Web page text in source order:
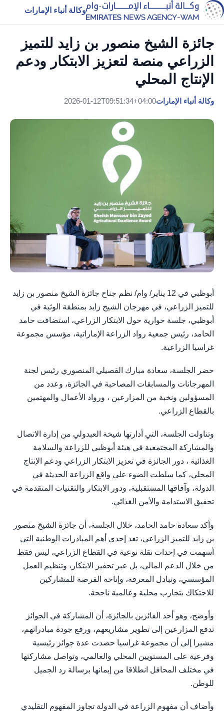
وكالة أنباء الإمارات
جائزة الشيخ منصور بن زايد للتميز
الزراعي منصة لتعزيز الابتكار ودعم
الإنتاج المحلي
وكالة أنباء الإمارات2026-01-12T09:51:34+04:00
أبوظبي في 12 يناير/ وام/ نظم جناح جائزة الشيخ منصور بن زايد
للتميز الزراعي، في مهرجان الشيخ زايد بمنطقة الوثبة في
أبوظبي، جلسة حوارية حول الابتكار الزراعي، استضافت حامد
الحامد، رئيس جمعية رواد الزراعة الإماراتية، مؤسس مجموعة
غراسيا الزراعية.
حضر الجلسة، سعادة مبارك القصيلي المنصوري رئيس لجنة
المهرجانات والمسابقات المصاحبة في الجائزة، وعدد من
المسؤولين ونخبة من المزارعين ، ورواد الأعمال والمهتمين
بالقطاع الزراعي.
وتناولت الجلسة، التي أدارتها شيخة العبدولي من إدارة الاتصال
والمشاركة المجتمعية في هيئة أبوظبي للزراعة والسلامة
الغذائية ، دور الجائزة في تعزيز الابتكار الزراعي ودعم الإنتاج
المحلي، كما سلطت الضوء على واقع الزراعة الحديثة في
الدولة، وآفاقها المستقبلية، ودور الابتكار والتقنيات المتقدمة في
تحقيق الاستدامة والأمن الغذائي.
وأكد سعادة حامد الحامد، خلال الجلسة، أن جائزة الشيخ منصور
بن زايد للتميز الزراعي، تعد إحدى أهم المبادرات الوطنية التي
أسهمت في إحداث نقلة نوعية في القطاع الزراعي، ليس فقط
من خلال الدعم المالي، بل عبر تحفيز الابتكار، وتنظيم العمل
المؤسسي، وتبادل المعرفة، وإتاحة الفرصة للمشاركين
للاحتكاك بتجارب محلية وعالمية ناجحة.
وأوضح، وهو أحد الفائزين بالجائزة، أن المشاركة في الجوائز
تدفع المزارعين إلى تطوير مشاريعهم، ورفع جودة مبادراتهم،
مشيرا إلى أن مجموعة غراسيا حصدت عدة جوائز رئيسية
وفرعية على المستويين المحلي والعالمي، وتواصل مشاركتها
في مختلف المحافل انطلاقا من إيمانها برسالة رد الجميل
للوطن.
وأضاف أن مفهوم الزراعة في الدولة تجاوز المفهوم التقليدي